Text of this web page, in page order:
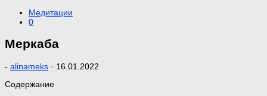
Медитации
0
Меркаба
- alinameks · 16.01.2022
Содержание